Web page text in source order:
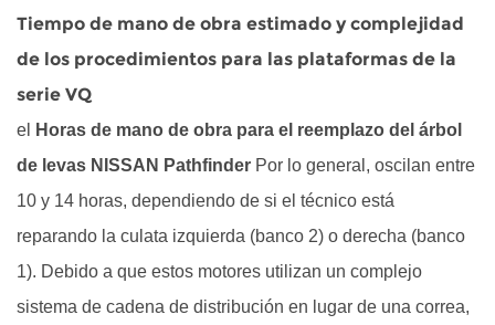
hardware
metalurgia
para
la
integración
de
de
levas
3
Tiempo de mano de obra estimado y complejidad
de los procedimientos para las plataformas de la
serie VQ
el
Horas de mano de obra para el reemplazo del árbol
de levas NISSAN Pathfinder Por lo general, oscilan entre
10 y 14 horas, dependiendo de si el técnico está
reparando la culata izquierda (banco 2) o derecha (banco
1). Debido a que estos motores utilizan un complejo
sistema de cadena de distribución en lugar de una correa,